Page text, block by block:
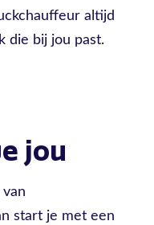
altijd
die bij jou past.
jou
start je met een